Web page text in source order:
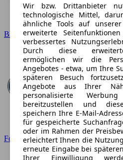
BMW
Ford
Wir bzw. Drittanbieter
technologische Mittel,
ähnliche Tools auf
erweiterte
verbessertes
Durch diese
ermöglichen wir die
Angebotes - etwa, um Ihre
späteren Besuch
Angebote aus Ihrer
personalisierte
bereitzustellen und
speichern Ihre E-Mail-
für gespeicherte
oder im Rahmen der
erleichtert Ihnen die
erneute Eingabe bei
Ihrer Einwilligung